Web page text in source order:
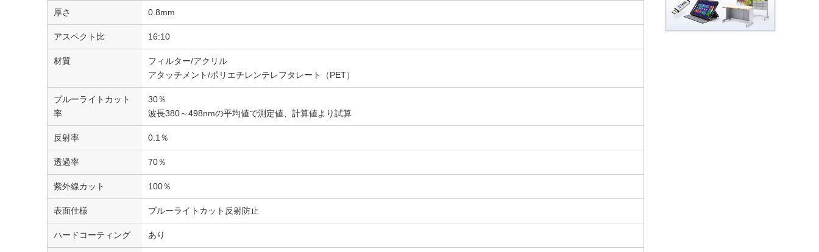
厚さ 0.8mm
アスペクト比 16:10
材質
フィルター/アクリル
アタッチメント/ポリエチレンテレフタレート（PET）
ブルーライトカット
率
30％
波長380～498nmの平均値で測定値、計算値より試算
反射率 0.1％
透過率 70％
紫外線カット 100％
表面仕様 ブルーライトカット反射防止
ハードコーティング あり